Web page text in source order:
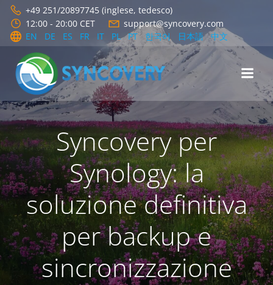
Vai
contenuto
+49 251/20897745 (inglese, tedesco)
12:00 - 20:00 CET
support@syncovery.com
EN
DE ES FR IT PL PT 한국어 日本語 中文
Syncovery per
Synology: la
soluzione definitiva
per backup e
sincronizzazione